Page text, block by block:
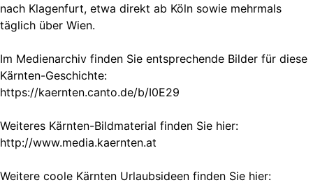
nach Klagenfurt, etwa direkt ab Köln sowie mehrmals
täglich über Wien.
Im Medienarchiv finden Sie entsprechende Bilder für diese
Kärnten-Geschichte:
https://kaernten.canto.de/b/I0E29
Weiteres Kärnten-Bildmaterial finden Sie hier:
http://www.media.kaernten.at
Weitere coole Kärnten Urlaubsideen finden Sie hier: